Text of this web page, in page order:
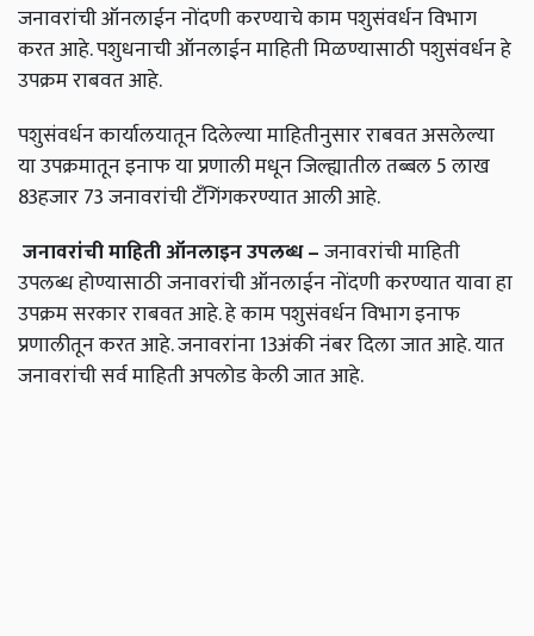
जनावरांची ऑनलाईन नोंदणी करण्याचे काम पशुसंवर्धन विभाग
करत आहे. पशुधनाची ऑनलाईन माहिती मिळण्यासाठी पशुसंवर्धन हे
उपक्रम राबवत आहे.
पशुसंवर्धन कार्यालयातून दिलेल्या माहितीनुसार राबवत असलेल्या
या उपक्रमातून इनाफ या प्रणाली मधून जिल्ह्यातील तब्बल 5 लाख
83हजार 73 जनावरांची टँगिंगकरण्यात आली आहे.
जनावरांची माहिती ऑनलाइन उपलब्ध –जनावरांची माहिती
उपलब्ध होण्यासाठी जनावरांची ऑनलाईन नोंदणी करण्यात यावा हा
उपक्रम सरकार राबवत आहे. हे काम पशुसंवर्धन विभाग इनाफ
प्रणालीतून करत आहे. जनावरांना 13अंकी नंबर दिला जात आहे. यात
जनावरांची सर्व माहिती अपलोड केली जात आहे.